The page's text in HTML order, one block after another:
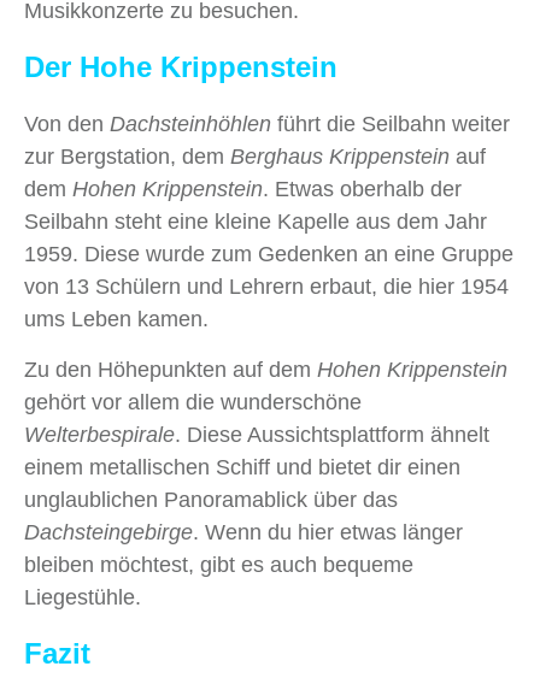
Musikkonzerte zu besuchen.
Der Hohe Krippenstein
Von den Dachsteinhöhlen führt die Seilbahn weiter
zur Bergstation, dem Berghaus Krippenstein auf
dem Hohen Krippenstein. Etwas oberhalb der
Seilbahn steht eine kleine Kapelle aus dem Jahr
1959. Diese wurde zum Gedenken an eine Gruppe
von 13 Schülern und Lehrern erbaut, die hier 1954
ums Leben kamen.
Zu den Höhepunkten auf dem Hohen Krippenstein
gehört vor allem die wunderschöne
Welterbespirale. Diese Aussichtsplattform ähnelt
einem metallischen Schiff und bietet dir einen
unglaublichen Panoramablick über das
Dachsteingebirge. Wenn du hier etwas länger
bleiben möchtest, gibt es auch bequeme
Liegestühle.
Fazit